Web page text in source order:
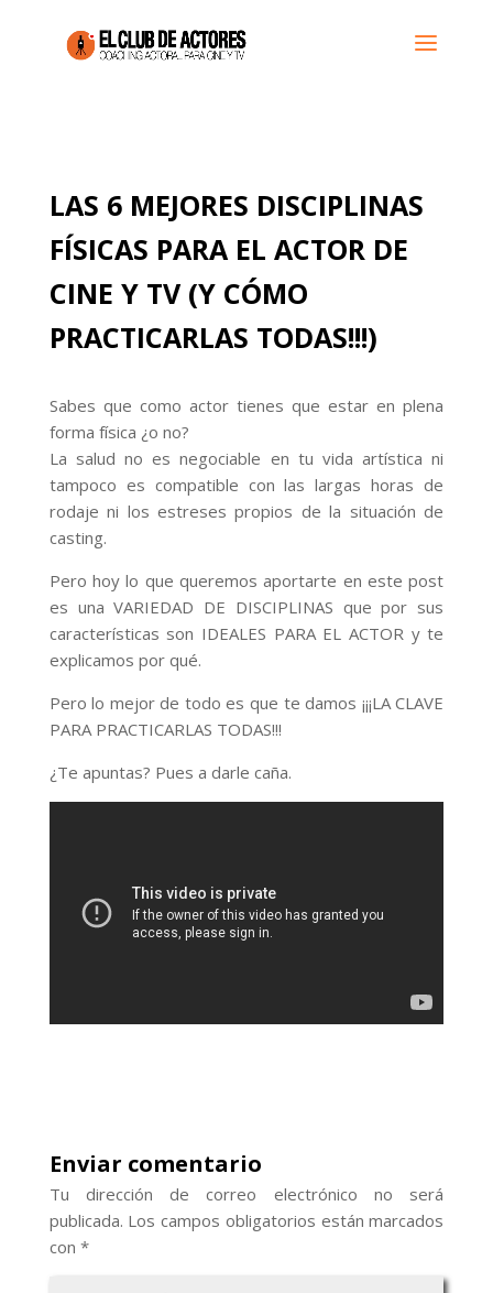
LAS 6 MEJORES DISCIPLINAS
FÍSICAS PARA EL ACTOR DE
CINE Y TV (Y CÓMO
PRACTICARLAS TODAS!!!)
Sabes que como actor tienes que estar en plena
forma física ¿o no?
La salud no es negociable en tu vida artística ni
tampoco es compatible con las largas horas de
rodaje ni los estreses propios de la situación de
casting.
Pero hoy lo que queremos aportarte en este post
es una VARIEDAD DE DISCIPLINAS que por sus
características son IDEALES PARA EL ACTOR y te
explicamos por qué.
Pero lo mejor de todo es que te damos ¡¡¡LA CLAVE
PARA PRACTICARLAS TODAS!!!
¿Te apuntas? Pues a darle caña.
Enviar comentario
Tu dirección de correo electrónico no será
publicada. Los campos obligatorios están marcados
con *